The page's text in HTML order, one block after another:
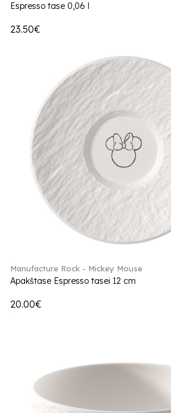
Espresso tase 0,06 l
23.50€
Manufacture Rock - Mickey Mouse
Apakštase Espresso tasei 12 cm
20.00€